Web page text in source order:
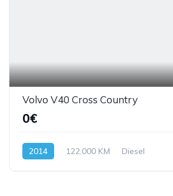
Volvo V40 Cross Country
0€
2014 122.000 KM Diesel